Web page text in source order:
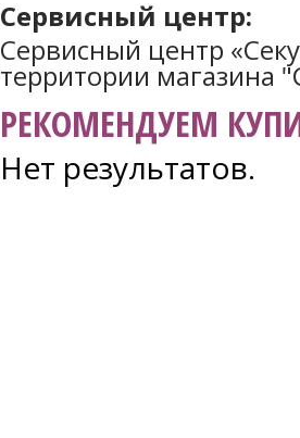
Сервисный центр:
Сервисный центр
территории магазина
РЕКОМЕНДУЕМ
Нет результатов.